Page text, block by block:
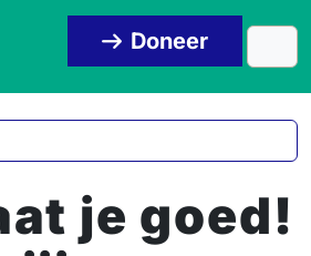
Doneer
je goed!